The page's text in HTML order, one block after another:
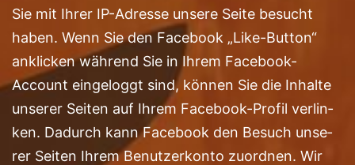
Sie mit Ihrer IP-Adres­se unse­re Sei­te besucht
haben. Wenn Sie den Face­book „Like-But­ton“
ankli­cken wäh­rend Sie in Ihrem Face­book-
Account ein­ge­loggt sind, kön­nen Sie die Inhal­te
unse­rer Sei­ten auf Ihrem Face­book-Pro­fil ver­lin­
ken. Dadurch kann Face­book den Besuch unse­
rer Sei­ten Ihrem Benut­zer­kon­to zuord­nen. Wir